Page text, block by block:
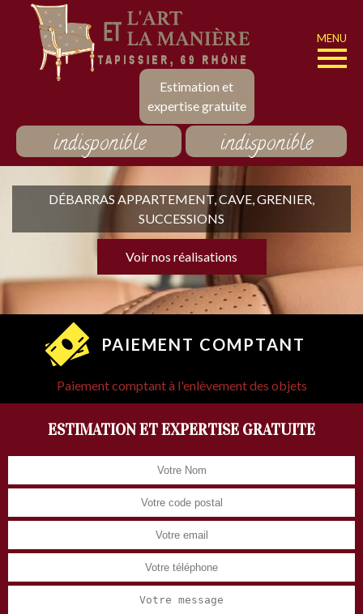
Estimation et
expertise gratuite
MENU
indisponible indisponible
DÉBARRAS APPARTEMENT, CAVE, GRENIER,
SUCCESSIONS
Voir nos réalisations
PAIEMENT COMPTANT
Paiement comptant à l'enlèvement des objets
ESTIMATION ET EXPERTISE GRATUITE